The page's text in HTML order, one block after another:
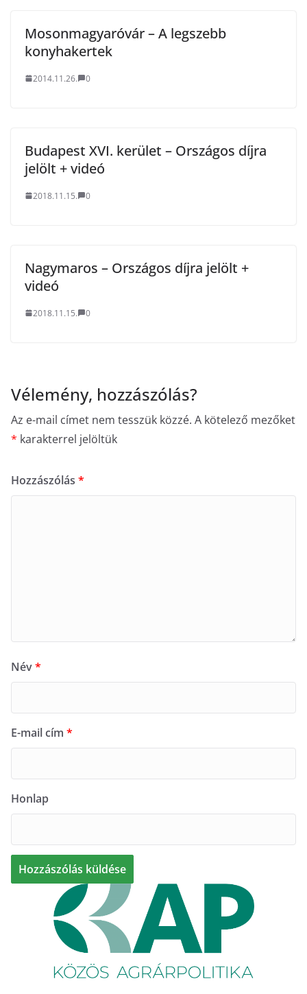
Mosonmagyaróvár – A legszebb
konyhakertek
2014.11.26. 0
Budapest XVI. kerület – Országos díjra
jelölt + videó
2018.11.15. 0
Nagymaros – Országos díjra jelölt +
videó
2018.11.15. 0
Vélemény, hozzászólás?
Az e-mail címet nem tesszük közzé. A kötelező mezőket
* karakterrel jelöltük
Hozzászólás *
Név*
E-mail cím *
Honlap